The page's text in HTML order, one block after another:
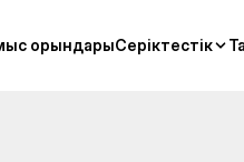
орындарыСеріктестік
орындарыСеріктестік